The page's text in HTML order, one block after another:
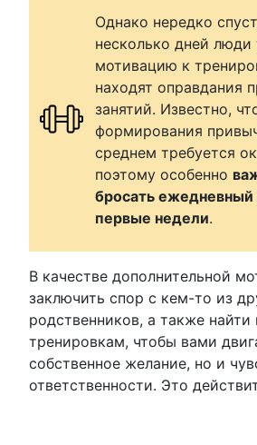
Однако нередко
несколько дней люди
мотивацию к
находят оправдания
занятий. Известно,
формирования
среднем требуется
поэтому особенно
бросать ежедневный
первые недели.
В качестве дополнительной
заключить спор с кем-то из
родственников, а также найти
тренировкам, чтобы вами
собственное желание, но и
ответственности. Это